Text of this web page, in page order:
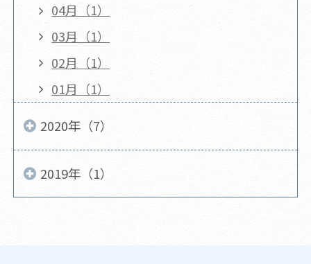
04月（1）
03月（1）
02月（1）
01月（1）
2020年（7）
2019年（1）